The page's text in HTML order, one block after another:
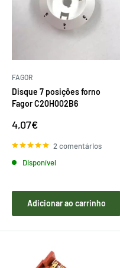
FAGOR
Disque 7 posições forno
Fagor C20H002B6
Preço
venda
4,07€
2 comentários
Disponível
Adicionar ao carrinho